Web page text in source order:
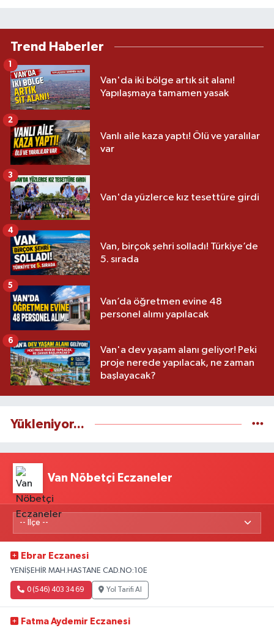
Trend Haberler
Van'da iki bölge artık sit alanı!
Yapılaşmaya tamamen yasak
1
Vanlı aile kaza yaptı! Ölü ve yaralılar
var
2
Van'da yüzlerce kız tesettüre girdi
3
Van, birçok şehri solladı! Türkiye’de
5. sırada
4
Van’da öğretmen evine 48
personel alımı yapılacak
5
Van'a dev yaşam alanı geliyor! Peki
proje nerede yapılacak, ne zaman
başlayacak?
6
Yükleniyor...
Van Nöbetçi Eczaneler
Ebrar Eczanesi
YENİŞEHİR MAH.HASTANE CAD.NO:10E
0 (546) 403 34 69 Yol Tarifi Al
Fatma Aydemir Eczanesi